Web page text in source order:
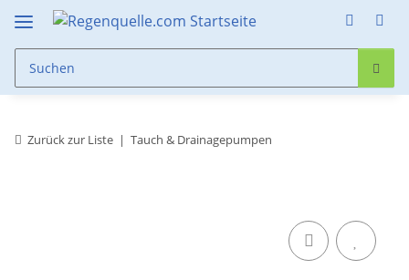
Zurück zur Liste Tauch & Drainagepumpen